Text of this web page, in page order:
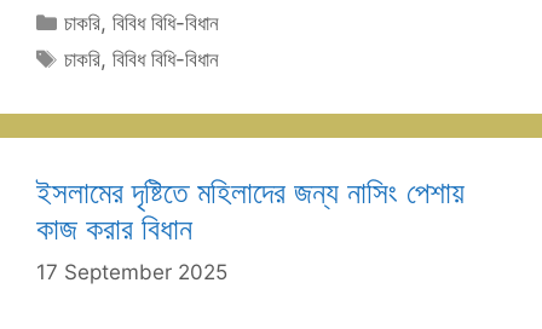
Categories
চাকরি,বিবিধ বিধি-বিধান
Tags
চাকরি,বিবিধ বিধি-বিধান
ইসলামের দৃষ্টিতে মহিলাদের জন্য নাসিং পেশায়
কাজ করার বিধান
17 September 2025